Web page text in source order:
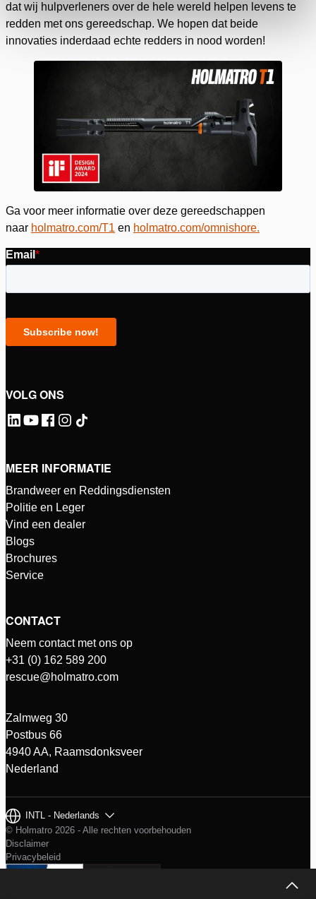
dat wij hulpverleners over de hele wereld helpen levens te
redden met ons gereedschap. We hopen dat beide
innovaties inderdaad echte redders in nood worden!
Ga voor meer informatie over deze gereedschappen
naar holmatro.com/T1 en holmatro.com/omnishore.
VOLG ONS
MEER INFORMATIE
Brandweer en Reddingsdiensten
Politie en Leger
Vind een dealer
Blogs
Brochures
Service
CONTACT
Neem contact met ons op
+31 (0) 162 589 200
rescue@holmatro.com
Zalmweg 30
Postbus 66
4940 AA, Raamsdonksveer
Nederland
INTL - Nederlands
© Holmatro 2026 - Alle rechten voorbehouden
Disclaimer
Privacybeleid